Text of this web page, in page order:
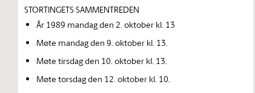
STORTINGETS SAMMENTREDEN
År 1989 mandag den 2. oktober kl. 13
Møte mandag den 9. oktober kl. 13.
Møte tirsdag den 10. oktober kl. 13.
Møte torsdag den 12. oktober kl. 10.